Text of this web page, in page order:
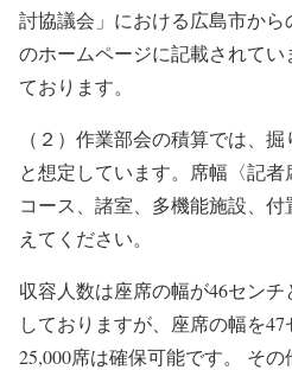
討協議会」における広島市か
のホームページに記載されて
ております。
（２）作業部会の積算では、
と想定しています。席幅〈記
コース、諸室、多機能施設、
えてください。
収容人数は座席の幅が46センチ
しておりますが、座席の幅を47
25,000席は確保可能です。 その